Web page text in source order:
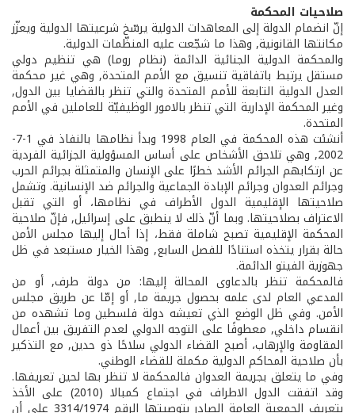
صلاحيات المحكمة
إنّ انضمام الدولة إلى المعاهدات الدولية يرسّخ شرعيتها الدولية ويعزّز
مكانتها القانونية, وهذا ما شجّعت عليه المنظّمات الدولية.
والمحكمة الدولية الجنائية الدائمة (نظام روما) هي تنظيم دولي
مستقل يرتبط باتفاقية تنسيق مع الأمم المتحدة, وهي غير محكمة
العدل الدولية التابعة للأمم المتحدة والتي تنظر بالقضايا بين الدول,
وغير المحكمة الإدارية التي تنظر بالامور الوظيفيّة للعاملين في الأمم
المتحدة.
أنشئت هذه المحكمة في العام 1998 وبدأ نظامها بالنفاذ في 1-7-
2002, وهي تلاحق الأشخاص على أساس المسؤولية الجزائية الفردية
عن ارتكابهم الجرائم الأشد خطرًا على الإنسان والمتمثلة بجرائم الحرب
وجرائم العدوان وجرائم الإبادة الجماعية والجرائم ضد الإنسانية. وتشمل
صلاحيتها الإقليمية الدول الأطراف في نظامها، أو التي تقبل
الاعتراف بصلاحيتها. وبما أنّ ذلك لا ينطبق على إسرائيل, فإنّ صلاحية
المحكمة الإقليمية تصبح شاملة فقط، إذا أحال إليها مجلس الأمن
حالة بقرار يتخذه استنادًا للفصل السابع, وهذا الخيار مستبعد في ظل
جهوزية الفيتو الدائمة.
فالمحكمة تنظر بالدعاوى المحالة إليها: من دولة طرف, أو من
المدعي العام لدى علمه بحصول جريمة ما, أو إمّا عن طريق مجلس
الأمن. وفي ظل الوضع الذي تعيشه دولة فلسطين وما تشهده من
انقسام داخلي, معطوفًا على التوجه الدولي لعدم التفريق بين أعمال
المقاومة والإرهاب، أصبح القضاء الدولي سلاحًا ذو حدين, مع التذكير
بأن صلاحية المحاكم الدولية مكملة للقضاء الوطني.
وفي ما يتعلق بجريمة العدوان فالمحكمة لا تنظر بها لحين تعريفها.
وقد اتفقت الدول الاطراف في اجتماع كمبالا (2010) على الأخذ
بتعريف الجمعية العامة الصادر بتوصيتها الرقم 3314/1974 على أن